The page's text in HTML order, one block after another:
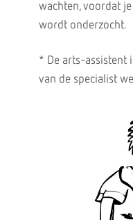
wachten, voordat
wordt onderzocht.
* De arts-assistent
van de specialist